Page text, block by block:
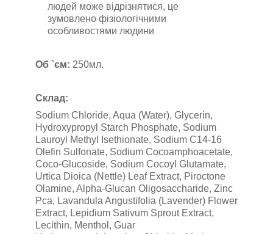
людей може відрізнятися, це
зумовлено фізіологічними
особливостями людини
Об `єм: 250мл.
Склад:
Sodium Chloride, Aqua (Water), Glycerin,
Hydroxypropyl Starch Phosphate, Sodium
Lauroyl Methyl Isethionate, Sodium C14-16
Olefin Sulfonate, Sodium Cocoamphoacetate,
Coco-Glucoside, Sodium Cocoyl Glutamate,
Urtica Dioica (Nettle) Leaf Extract, Piroctone
Olamine, Alpha‑Glucan Oligosaccharide, Zinc
Pca, Lavandula Angustifolia (Lavender) Flower
Extract, Lepidium Sativum Sprout Extract,
Lecithin, Menthol, Guar